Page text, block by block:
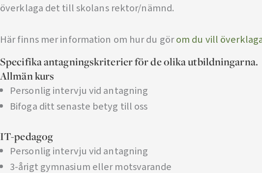
överklaga det till skolans rektor/nämnd.
Här finns mer information om hur du görom du vill
Specifika antagningskriterier för de olika utbildningarna.
Allmän kurs
Personlig intervju vid antagning
Bifoga ditt senaste betyg till oss
IT-pedagog
Personlig intervju vid antagning
3-årigt gymnasium eller motsvarande